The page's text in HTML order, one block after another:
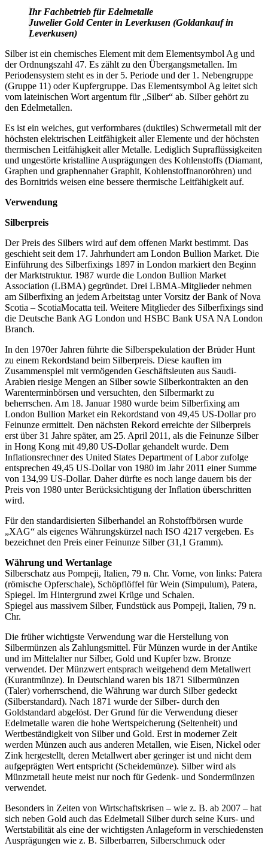
Ihr Fachbetrieb für Edelmetalle
Juwelier Gold Center in Leverkusen (Goldankauf in
Leverkusen)
Silber ist ein chemisches Element mit dem Elementsymbol Ag und
der Ordnungszahl 47. Es zählt zu den Übergangsmetallen. Im
Periodensystem steht es in der 5. Periode und der 1. Nebengruppe
(Gruppe 11) oder Kupfergruppe. Das Elementsymbol Ag leitet sich
vom lateinischen Wort argentum für „Silber“ ab. Silber gehört zu
den Edelmetallen.
Es ist ein weiches, gut verformbares (duktiles) Schwermetall mit der
höchsten elektrischen Leitfähigkeit aller Elemente und der höchsten
thermischen Leitfähigkeit aller Metalle. Lediglich Supraflüssigkeiten
und ungestörte kristalline Ausprägungen des Kohlenstoffs (Diamant,
Graphen und graphennaher Graphit, Kohlenstoffnanoröhren) und
des Bornitrids weisen eine bessere thermische Leitfähigkeit auf.
Verwendung
Silberpreis
Der Preis des Silbers wird auf dem offenen Markt bestimmt. Das
geschieht seit dem 17. Jahrhundert am London Bullion Market. Die
Einführung des Silberfixings 1897 in London markiert den Beginn
der Marktstruktur. 1987 wurde die London Bullion Market
Association (LBMA) gegründet. Drei LBMA-Mitglieder nehmen
am Silberfixing an jedem Arbeitstag unter Vorsitz der Bank of Nova
Scotia – ScotiaMocatta teil. Weitere Mitglieder des Silberfixings sind
die Deutsche Bank AG London und HSBC Bank USA NA London
Branch.
In den 1970er Jahren führte die Silberspekulation der Brüder Hunt
zu einem Rekordstand beim Silberpreis. Diese kauften im
Zusammenspiel mit vermögenden Geschäftsleuten aus Saudi-
Arabien riesige Mengen an Silber sowie Silberkontrakten an den
Warenterminbörsen und versuchten, den Silbermarkt zu
beherrschen. Am 18. Januar 1980 wurde beim Silberfixing am
London Bullion Market ein Rekordstand von 49,45 US-Dollar pro
Feinunze ermittelt. Den nächsten Rekord erreichte der Silberpreis
erst über 31 Jahre später, am 25. April 2011, als die Feinunze Silber
in Hong Kong mit 49,80 US-Dollar gehandelt wurde. Dem
Inflationsrechner des United States Department of Labor zufolge
entsprechen 49,45 US-Dollar von 1980 im Jahr 2011 einer Summe
von 134,99 US-Dollar. Daher dürfte es noch lange dauern bis der
Preis von 1980 unter Berücksichtigung der Inflation überschritten
wird.
Für den standardisierten Silberhandel an Rohstoffbörsen wurde
„XAG“ als eigenes Währungskürzel nach ISO 4217 vergeben. Es
bezeichnet den Preis einer Feinunze Silber (31,1 Gramm).
Währung und Wertanlage
Silberschatz aus Pompeji, Italien, 79 n. Chr. Vorne, von links: Patera
(römische Opferschale), Schöpflöffel für Wein (Simpulum), Patera,
Spiegel. Im Hintergrund zwei Krüge und Schalen.
Spiegel aus massivem Silber, Fundstück aus Pompeji, Italien, 79 n.
Chr.
Die früher wichtigste Verwendung war die Herstellung von
Silbermünzen als Zahlungsmittel. Für Münzen wurde in der Antike
und im Mittelalter nur Silber, Gold und Kupfer bzw. Bronze
verwendet. Der Münzwert entsprach weitgehend dem Metallwert
(Kurantmünze). In Deutschland waren bis 1871 Silbermünzen
(Taler) vorherrschend, die Währung war durch Silber gedeckt
(Silberstandard). Nach 1871 wurde der Silber- durch den
Goldstandard abgelöst. Der Grund für die Verwendung dieser
Edelmetalle waren die hohe Wertspeicherung (Seltenheit) und
Wertbeständigkeit von Silber und Gold. Erst in moderner Zeit
werden Münzen auch aus anderen Metallen, wie Eisen, Nickel oder
Zink hergestellt, deren Metallwert aber geringer ist und nicht dem
aufgeprägten Wert entspricht (Scheidemünze). Silber wird als
Münzmetall heute meist nur noch für Gedenk- und Sondermünzen
verwendet.
Besonders in Zeiten von Wirtschaftskrisen – wie z. B. ab 2007 – hat
sich neben Gold auch das Edelmetall Silber durch seine Kurs- und
Wertstabilität als eine der wichtigsten Anlageform in verschiedensten
Ausprägungen wie z. B. Silberbarren, Silberschmuck oder